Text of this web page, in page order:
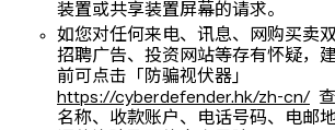
装置或共享装置屏幕的请求。
如您对任何来电、讯息、网购买卖
招聘广告、投资网站等存有怀疑，
前可点击「防骗视伏器」
https://cyberdefender.hk/zh-cn/
名称、收款账户、电话号码、电邮